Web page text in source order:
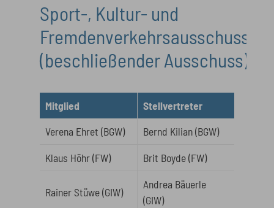
Sport-, Kultur- und
Fremdenverkehrsausschuss
(beschließender Ausschuss)
Mitglied
Stellvertreter
Verena Ehret (BGW)
Bernd Kilian (BGW)
Klaus Höhr (FW)
Brit Boyde (FW)
Rainer Stüwe (GIW)
Andrea Bäuerle
(GIW)